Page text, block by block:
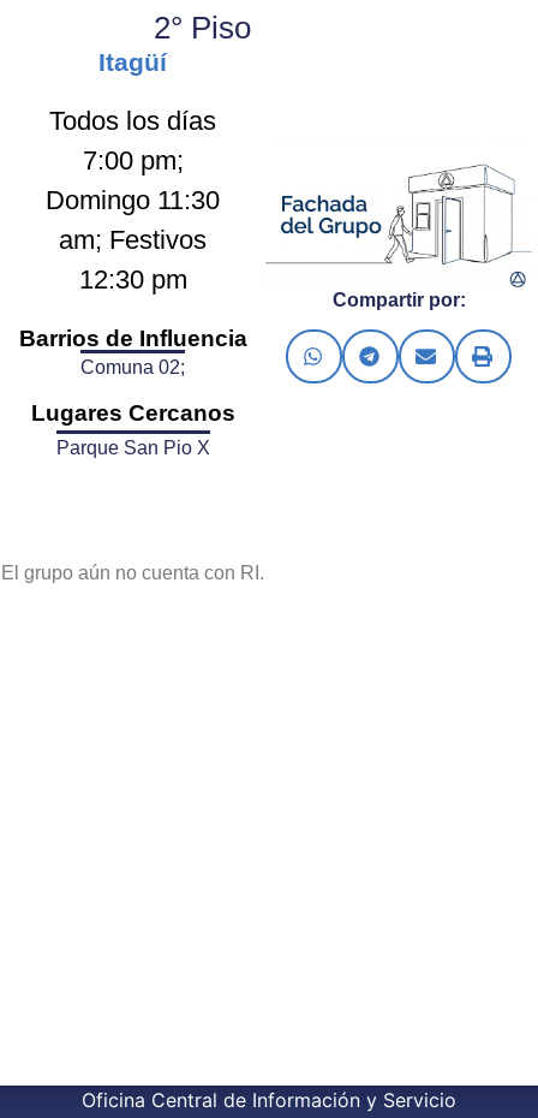
2° Piso
Itagüí
Todos los días
7:00 pm;
Domingo 11:30
am; Festivos
12:30 pm
Barrios de Influencia
Comuna 02;
Lugares Cercanos
Parque San Pio X
El grupo aún no cuenta con RI.
Compartir por:
Oficina Central de Información y Servicio